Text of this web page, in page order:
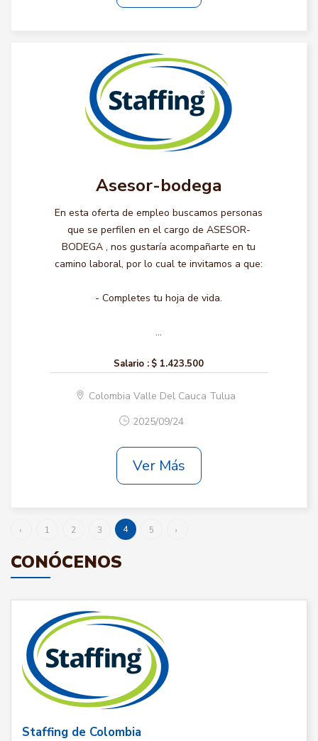
Asesor-bodega
En esta oferta de empleo buscamos personas
que se perfilen en el cargo de ASESOR-
BODEGA , nos gustaría acompañarte en tu
camino laboral, por lo cual te invitamos a que:
- Completes tu hoja de vida.
...
Salario : $ 1.423.500
Colombia Valle Del Cauca Tulua
2025/09/24
Ver Más
‹ 1 2 3 4 5 ›
CONÓCENOS
Staffing de Colombia